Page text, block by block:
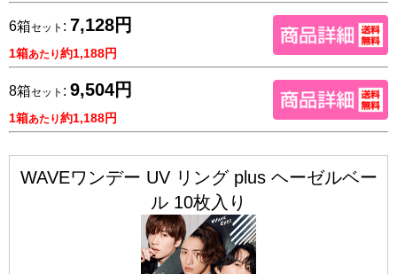
6箱セット : 7,128円
1箱あたり約1,188円
8箱セット : 9,504円
1箱あたり約1,188円
WAVEワンデー UV リング plus ヘーゼルベー
ル 10枚入り